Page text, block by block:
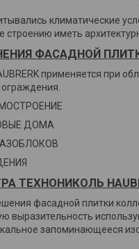
климатические
строению иметь
ФАСАДНОЙ
применяется при
ДОМА
ТЕХНОНИКОЛЬ
фасадной плитки
выразительность
запоминающееся